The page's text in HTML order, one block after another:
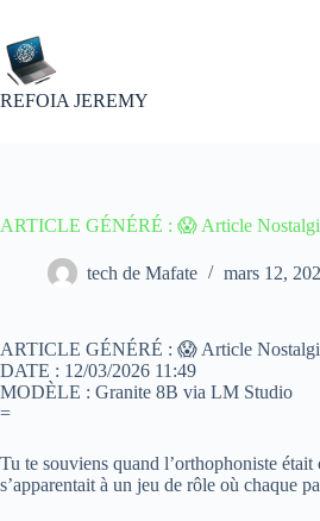
contenu
REFOIA JEREMY
ARTICLE GÉNÉRÉ : 😱 Article
tech de Mafate mars 12,
ARTICLE GÉNÉRÉ : 😱 Article
DATE : 12/03/2026 11:49
MODÈLE : Granite 8B via LM Studio
=
Tu te souviens quand l’orthophoniste
s’apparentait à un jeu de rôle où chaque